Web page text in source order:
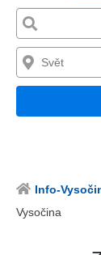
Info-
Vysočina